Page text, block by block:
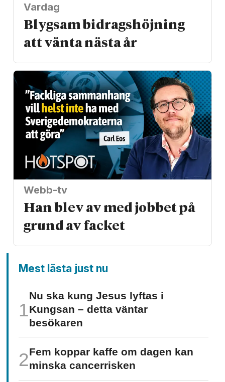
Vardag
Blygsam bidrags­höjning
att vänta nästa år
Webb-tv
Han blev av med jobbet på
grund av facket
Mest lästa just nu
Nu ska kung Jesus lyftas i
Kungsan – detta väntar
besökaren
Fem koppar kaffe om dagen kan
minska cancer­risken